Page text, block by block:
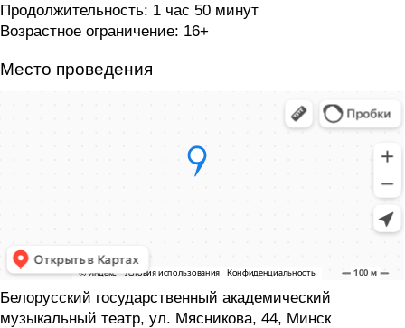
Продолжительность: 1 час 50 минут
Возрастное ограничение: 16+
Место проведения
Белорусский государственный академический
музыкальный театр, ул. Мясникова, 44, Минск